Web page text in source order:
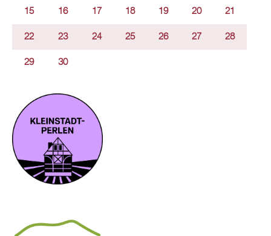
15 16 17 18 19 20 21
22 23 24 25 26 27 28
29 30